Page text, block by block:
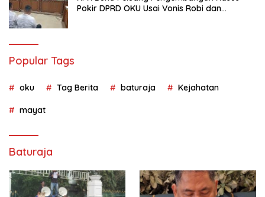
Pokir DPRD OKU Usai Vonis Robi dan
Popular Tags
oku Tag Berita baturaja Kejahatan
mayat
Baturaja